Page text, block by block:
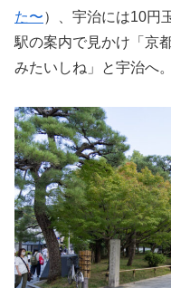
た〜）、宇治には10円
駅の案内で見かけ「京
みたいしね」と宇治へ。